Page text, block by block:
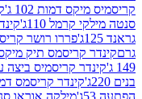
דמות 102 ג'
קינדר קריסמיס
110ג'
קינדר קריסמס
פררו רושר קריסמיס סנטה 70ג'
תיק מיקס 193ג'
קריסמיס ביצה ענקית בנות 220ג'
קינדר קריסמס דמויות עם
מילקה אוראו סנדוויץ 92 גרם